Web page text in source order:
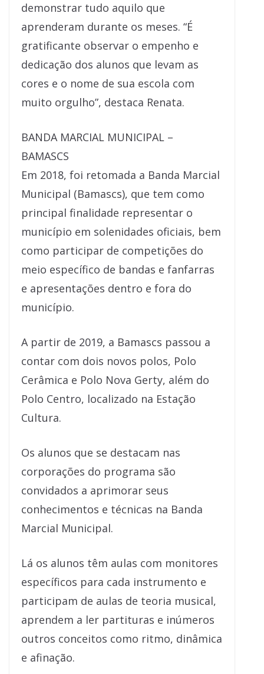
demonstrar tudo aquilo que
aprenderam durante os meses. “É
gratificante observar o empenho e
dedicação dos alunos que levam as
cores e o nome de sua escola com
muito orgulho”, destaca Renata.
BANDA MARCIAL MUNICIPAL –
BAMASCS
Em 2018, foi retomada a Banda Marcial
Municipal (Bamascs), que tem como
principal finalidade representar o
município em solenidades oficiais, bem
como participar de competições do
meio específico de bandas e fanfarras
e apresentações dentro e fora do
município.
A partir de 2019, a Bamascs passou a
contar com dois novos polos, Polo
Cerâmica e Polo Nova Gerty, além do
Polo Centro, localizado na Estação
Cultura.
Os alunos que se destacam nas
corporações do programa são
convidados a aprimorar seus
conhecimentos e técnicas na Banda
Marcial Municipal.
Lá os alunos têm aulas com monitores
específicos para cada instrumento e
participam de aulas de teoria musical,
aprendem a ler partituras e inúmeros
outros conceitos como ritmo, dinâmica
e afinação.